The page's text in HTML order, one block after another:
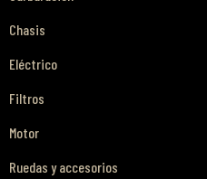
Chasis
Eléctrico
Filtros
Motor
Ruedas y accesorios